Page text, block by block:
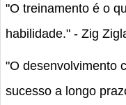
"O treinamento é o
habilidade." - Zig
"O desenvolvimento
sucesso a longo